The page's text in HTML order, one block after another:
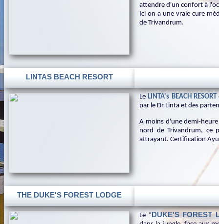
attendre d'un confort à
Ici on a une vraie cure
de Trivandrum.
LINTAS BEACH RESORT
LeLINTA's BEACH RESORT
par le Dr Linta et des
A moins d'une demi-
nord de Trivandrum, ce
attrayant. Certification
THE DUKE'S FOREST LODGE
Le “DUKE'S FOREST